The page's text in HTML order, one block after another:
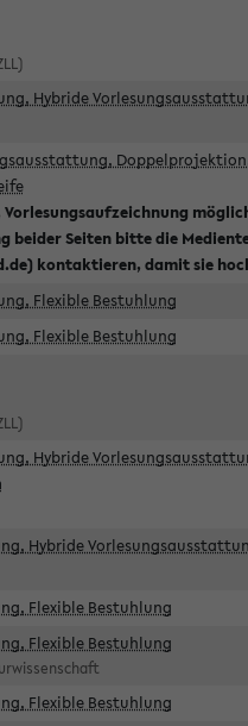
Hybride
beider Seiten bitte die
kontaktieren, damit sie
Flexible Bestuhlung
Flexible Bestuhlung
Hybride
Hybride
Flexible Bestuhlung
Flexible Bestuhlung
Flexible Bestuhlung